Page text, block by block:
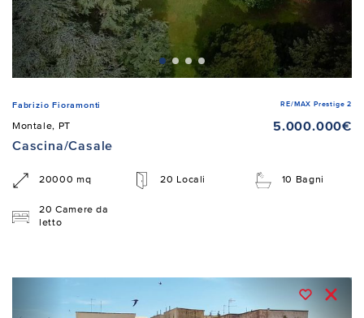
Fabrizio Fioramonti RE/MAX Prestige 2
Montale, PT
5.000.000€
Cascina/Casale
20000 mq 20 Locali 10 Bagni
20 Camere da
letto